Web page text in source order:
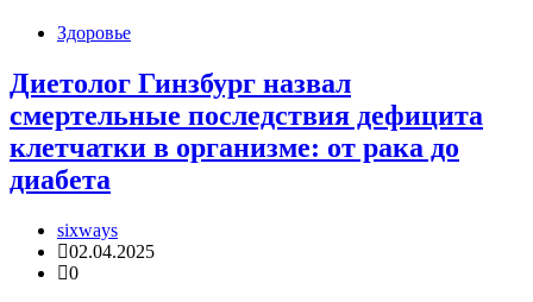
Здоровье
Диетолог Гинзбург назвал
смертельные последствия дефицита
клетчатки в организме: от рака до
диабета
sixways
02.04.2025
0